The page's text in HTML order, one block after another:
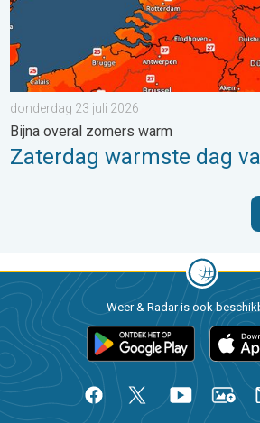
donderdag 23 juli 2026
Bijna overal zomers warm
Zaterdag warmste dag
Weer & Radar is ook